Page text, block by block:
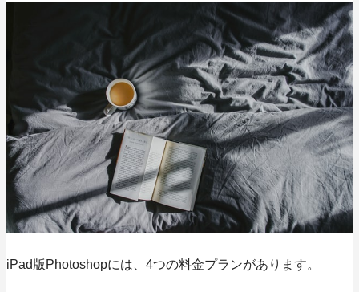
iPad版Photoshopには、4つの料金プランがあります。